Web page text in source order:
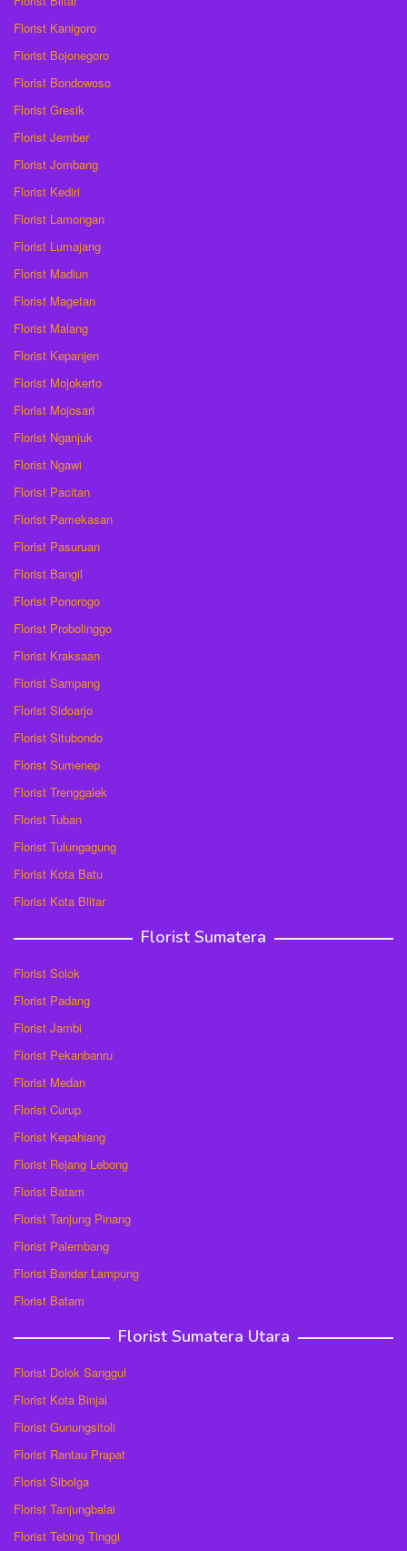
Florist Kanigoro
Florist Bojonegoro
Florist Bondowoso
Florist Gresik
Florist Jember
Florist Jombang
Florist Kediri
Florist Lamongan
Florist Lumajang
Florist Madiun
Florist Magetan
Florist Malang
Florist Kepanjen
Florist Mojokerto
Florist Mojosari
Florist Nganjuk
Florist Ngawi
Florist Pacitan
Florist Pamekasan
Florist Pasuruan
Florist Bangil
Florist Ponorogo
Florist Probolinggo
Florist Kraksaan
Florist Sampang
Florist Sidoarjo
Florist Situbondo
Florist Sumenep
Florist Trenggalek
Florist Tuban
Florist Tulungagung
Florist Kota Batu
Florist Kota Blitar
Florist Sumatera
Florist Solok
Florist Padang
Florist Jambi
Florist Pekanbanru
Florist Medan
Florist Curup
Florist Kepahiang
Florist Rejang Lebong
Florist Batam
Florist Tanjung Pinang
Florist Palembang
Florist Bandar Lampung
Florist Batam
Florist Sumatera Utara
Florist Dolok Sanggul
Florist Kota Binjai
Florist Gunungsitoli
Florist Rantau Prapat
Florist Sibolga
Florist Tanjungbalai
Florist Tebing Tinggi